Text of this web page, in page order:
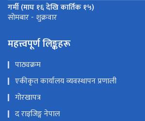
गर्मी (माघ १६ देखि कार्तिक १५)
सोमबार - शुक्रवार
महत्त्वपूर्ण लिङ्कहरू
पाठ्यक्रम
एकीकृत कार्यालय व्यवस्थापन प्रणाली
गोरखापत्र
द राइजिङ्ग नेपाल